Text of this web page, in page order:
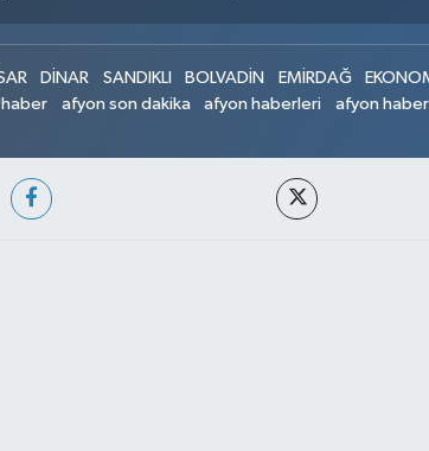
DİNAR SANDIKLI BOLVADİN EMİRDAĞ
afyon son dakika afyon haberleri afyon